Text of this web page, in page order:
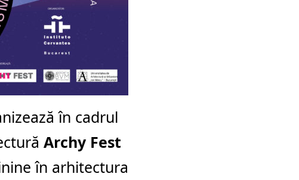
în cadrul
Archy Fest
în arhitectura